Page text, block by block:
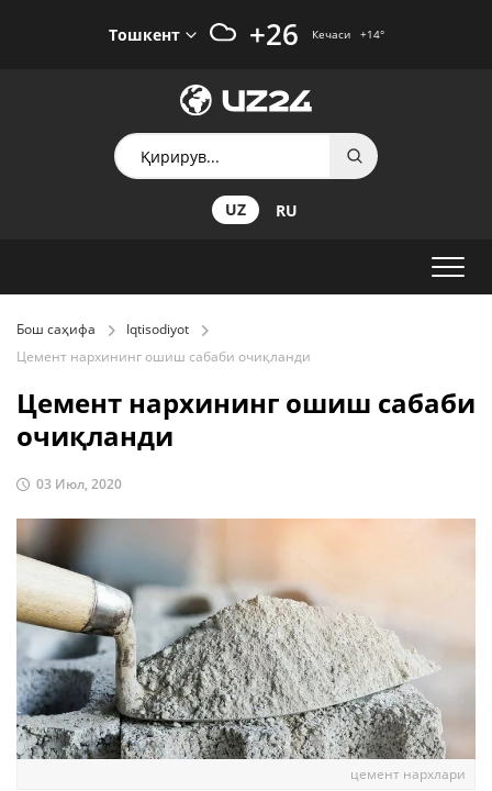
Тошкент +26 Кечаси +14°
UZ RU
Бош саҳифа
Iqtisodiyot
Цемент нархининг ошиш сабаби очиқланди
Цемент нархининг ошиш сабаби
очиқланди
03 Июл, 2020
цемент нархлари